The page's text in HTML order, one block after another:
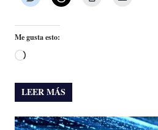
Me gusta esto:
Cargando...
LEER MÁS